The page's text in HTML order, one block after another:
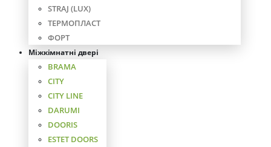
STRAJ (LUX)
ТЕРМОПЛАСТ
ФОРТ
Міжкімнатні двері
BRAMA
CITY
CITY LINE
DARUMI
DOORIS
ESTET DOORS